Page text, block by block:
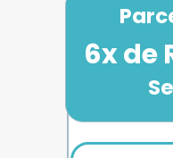
6x de